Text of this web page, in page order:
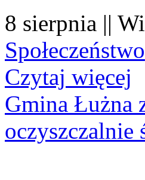
8 sierpnia ||
Społeczeństwo
Czytaj więcej
Gmina Łużna
oczyszczalnie